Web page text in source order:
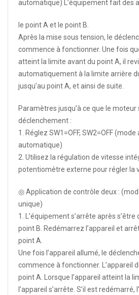
automatique) L’équipement fait des
le point A et le point B.
Après la mise sous tension, le
commence à fonctionner. Une fois
atteint la limite avant du point A, il
automatiquement à la limite arrière
jusqu’au point A, et ainsi de suite.
Paramètres jusqu’à ce que le moteur
déclenchement :
1. Réglez SW1=OFF, SW2=OFF
automatique)
2. Utilisez la régulation de vitesse
potentiomètre externe pour régler la
◎ Application de contrôle deux :
unique)
1. L’équipement s’arrête après
point B. Redémarrez l’appareil et
point A.
Une fois l’appareil allumé, le
commence à fonctionner. L’appareil
point A. Lorsque l’appareil atteint la
l’appareil s’arrête. S’il est redémarré,